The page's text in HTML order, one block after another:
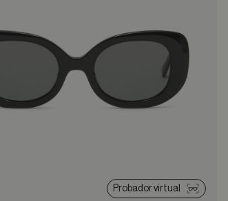
Probador virtual